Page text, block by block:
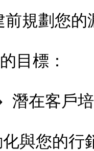
前規劃您
目標：
在客戶